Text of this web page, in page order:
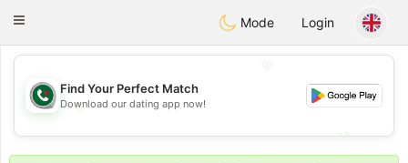
Weshrak
Toggle
Mode Login
💖
💕
Find Your Perfect Match
Download our dating app now!